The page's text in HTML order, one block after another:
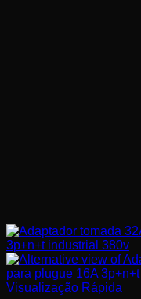
Visualização Rápida